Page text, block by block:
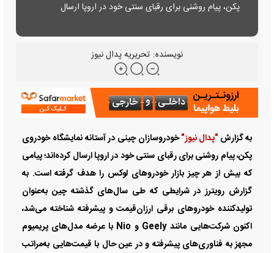
پکن، پیام روشنی برای رقبای سنتی خود در اروپا ارسال
نویسنده: تحریریه پدال نیوز
به گزارش"پدال نیوز"خودروسازان چینی در آستانه نمایشگاه خودروی
پکن، پیام روشنی برای رقبای سنتی خود در اروپا ارسال کرده‌اند؛ پیامی
که بیش از هر چیز بازار خودرو‌های لوکس را هدف گرفته است. به
گزارش رویترز در شرایطی که طی سال‌های گذشته چین به‌عنوان
تولیدکننده خودرو‌های برقی ارزان‌قیمت و پیشرفته شناخته می‌شد،
اکنون شرکت‌هایی مانند Geely و Nio با عرضه مدل‌های پریمیوم
مجهز به فناوری‌های پیشرفته و در عین حال با قیمت‌هایی به‌مراتب